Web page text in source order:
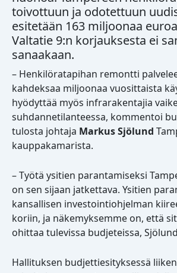
toivottuun ja odotettuun
esitetään 163 miljoonaa
Valtatie 9:n korjauksesta ei
sanaakaan.
– Henkilöratapihan remontti
kahdeksaa miljoonaa vuosittaista
hyödyttää myös infrarakentajia
suhdannetilanteessa, kommentoi
tulosta johtaja Markus Sjölund
kauppakamarista.
– Työtä ysitien parantamiseksi
on sen sijaan jatkettava. Ysitien
kansallisen investointiohjelman
koriin, ja näkemyksemme on, että
ohittaa tulevissa budjeteissa,
Hallituksen budjettiesityksessä